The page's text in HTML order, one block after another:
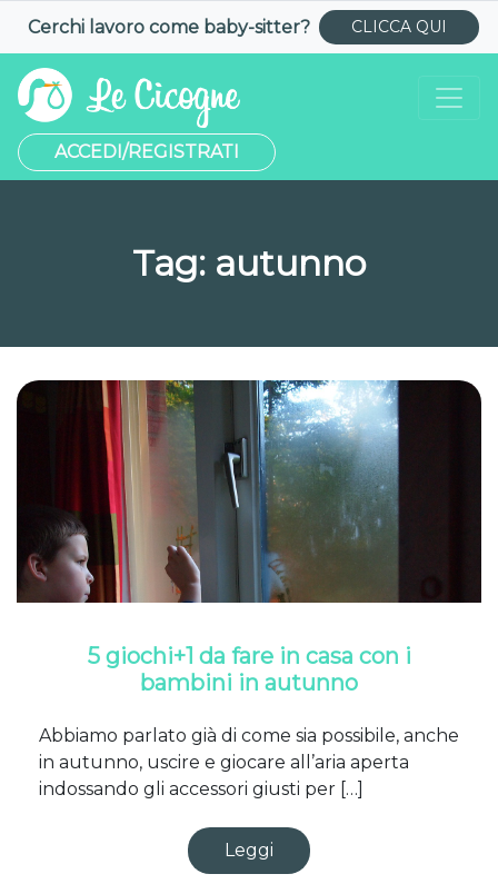
Cerchi lavoro come baby-sitter? CLICCA QUI
ACCEDI/REGISTRATI
Tag: autunno
5 giochi+1 da fare in casa con i
bambini in autunno
Abbiamo parlato già di come sia possibile, anche
in autunno, uscire e giocare all’aria aperta
indossando gli accessori giusti per […]
Leggi